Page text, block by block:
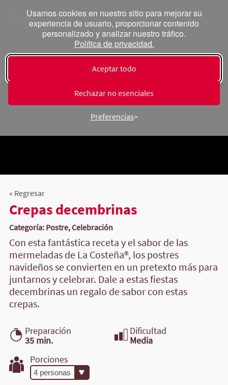
Usamos cookies en nuestro sitio para mejorar su
experiencia de usuario, proporcionar contenido
personalizado y analizar nuestro tráfico.
Política de privacidad.
Aceptar todo
Rechazar no esenciales
Preferencias
« Regresar
Crepas decembrinas
Categoría: Postre, Celebración
Con esta fantástica receta y el sabor de las
mermeladas de La Costeña®, los postres
navideños se convierten en un pretexto más para
juntarnos y celebrar. Dale a estas fiestas
decembrinas un regalo de sabor con estas
crepas.
Preparación
35 min.
Dificultad
Media
Porciones